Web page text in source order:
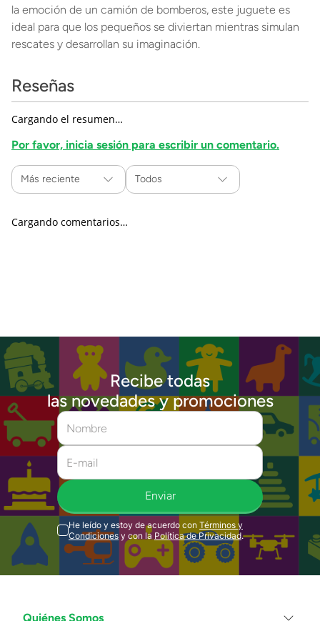
la emoción de un camión de bomberos, este juguete es
ideal para que los pequeños se diviertan mientras simulan
rescates y desarrollan su imaginación.
Reseñas
Cargando el resumen…
Por favor, inicia sesión para escribir un comentario.
Más reciente Todos
Cargando comentarios…
Recibe todas
las novedades y promociones
Enviar
He leído y estoy de acuerdo con Términos y
Condiciones y con la Política de Privacidad.
Quiénes Somos